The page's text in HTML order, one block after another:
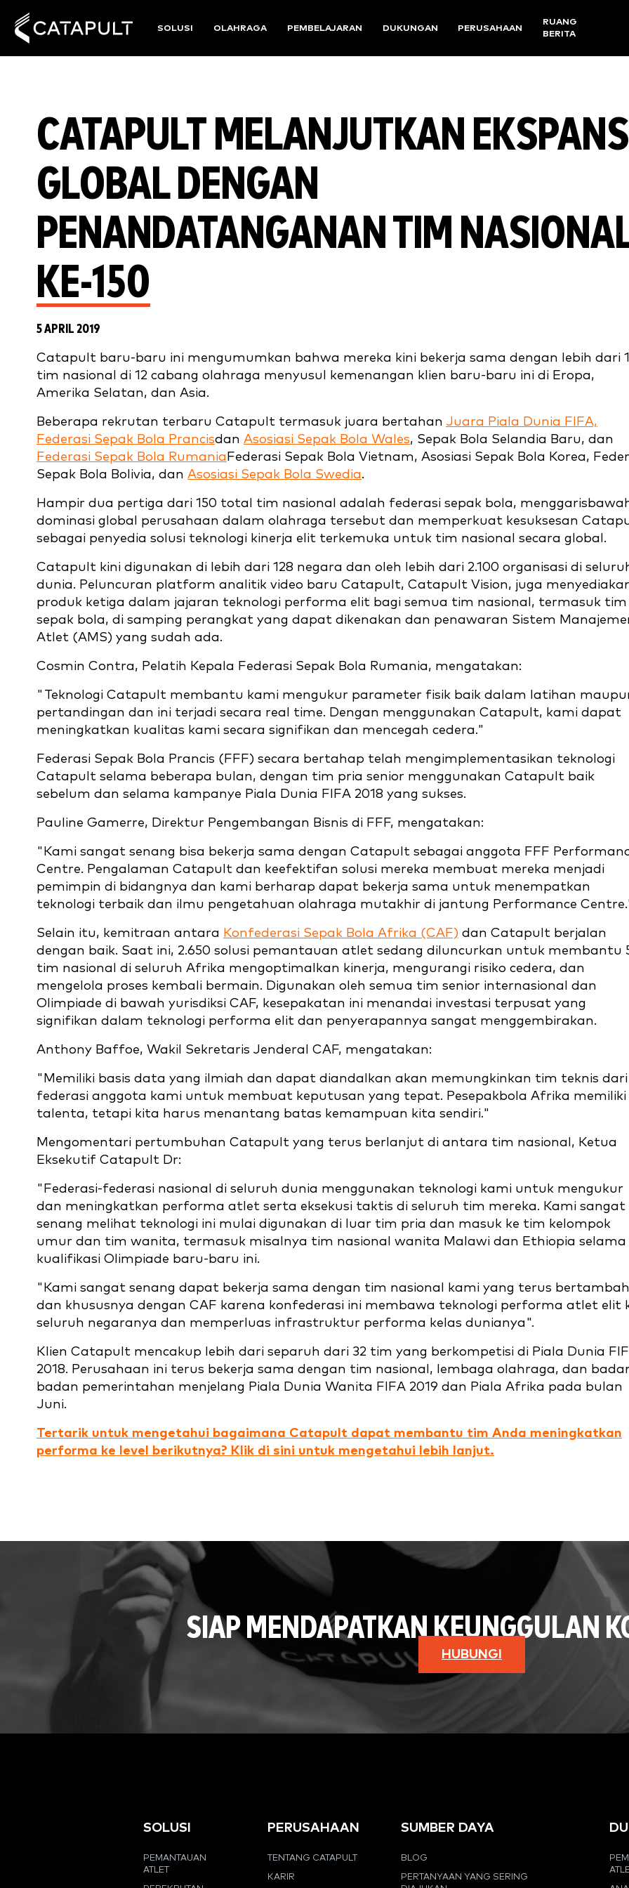
SOLUSI OLAHRAGA PEMBELAJARAN DUKUNGAN PERUSAHAAN
RUANG
BERITA
CATAPULT MELANJUTKAN
GLOBAL DENGAN
PENANDATANGANAN TIM
KE-150
5 APRIL 2019
Catapult baru-baru ini mengumumkan bahwa mereka kini bekerja sama dengan lebih dari
tim nasional di 12 cabang olahraga menyusul kemenangan klien baru-baru ini di Eropa,
Amerika Selatan, dan Asia.
Beberapa rekrutan terbaru Catapult termasuk juara bertahan Juara Piala Dunia FIFA,
Federasi Sepak Bola Prancisdan Asosiasi Sepak Bola Wales, Sepak Bola Selandia Baru, dan
Federasi Sepak Bola Rumania Federasi Sepak Bola Vietnam, Asosiasi Sepak Bola Korea,
Sepak Bola Bolivia, dan Asosiasi Sepak Bola Swedia.
Hampir dua pertiga dari 150 total tim nasional adalah federasi sepak bola,
dominasi global perusahaan dalam olahraga tersebut dan memperkuat kesuksesan
sebagai penyedia solusi teknologi kinerja elit terkemuka untuk tim nasional secara global.
Catapult kini digunakan di lebih dari 128 negara dan oleh lebih dari 2.100 organisasi di
dunia. Peluncuran platform analitik video baru Catapult, Catapult Vision, juga
produk ketiga dalam jajaran teknologi performa elit bagi semua tim nasional, termasuk tim
sepak bola, di samping perangkat yang dapat dikenakan dan penawaran Sistem
Atlet (AMS) yang sudah ada.
Cosmin Contra, Pelatih Kepala Federasi Sepak Bola Rumania, mengatakan:
"Teknologi Catapult membantu kami mengukur parameter fisik baik dalam latihan
pertandingan dan ini terjadi secara real time. Dengan menggunakan Catapult, kami dapat
meningkatkan kualitas kami secara signifikan dan mencegah cedera."
Federasi Sepak Bola Prancis (FFF) secara bertahap telah mengimplementasikan teknologi
Catapult selama beberapa bulan, dengan tim pria senior menggunakan Catapult baik
sebelum dan selama kampanye Piala Dunia FIFA 2018 yang sukses.
Pauline Gamerre, Direktur Pengembangan Bisnis di FFF, mengatakan:
"Kami sangat senang bisa bekerja sama dengan Catapult sebagai anggota FFF
Centre. Pengalaman Catapult dan keefektifan solusi mereka membuat mereka menjadi
pemimpin di bidangnya dan kami berharap dapat bekerja sama untuk menempatkan
teknologi terbaik dan ilmu pengetahuan olahraga mutakhir di jantung Performance
Selain itu, kemitraan antara Konfederasi Sepak Bola Afrika (CAF) dan Catapult berjalan
dengan baik. Saat ini, 2.650 solusi pemantauan atlet sedang diluncurkan untuk membantu
tim nasional di seluruh Afrika mengoptimalkan kinerja, mengurangi risiko cedera, dan
mengelola proses kembali bermain. Digunakan oleh semua tim senior internasional dan
Olimpiade di bawah yurisdiksi CAF, kesepakatan ini menandai investasi terpusat yang
signifikan dalam teknologi performa elit dan penyerapannya sangat menggembirakan.
Anthony Baffoe, Wakil Sekretaris Jenderal CAF, mengatakan:
"Memiliki basis data yang ilmiah dan dapat diandalkan akan memungkinkan tim teknis dari
federasi anggota kami untuk membuat keputusan yang tepat. Pesepakbola Afrika memiliki
talenta, tetapi kita harus menantang batas kemampuan kita sendiri."
Mengomentari pertumbuhan Catapult yang terus berlanjut di antara tim nasional, Ketua
Eksekutif Catapult Dr:
"Federasi-federasi nasional di seluruh dunia menggunakan teknologi kami untuk mengukur
dan meningkatkan performa atlet serta eksekusi taktis di seluruh tim mereka. Kami sangat
senang melihat teknologi ini mulai digunakan di luar tim pria dan masuk ke tim kelompok
umur dan tim wanita, termasuk misalnya tim nasional wanita Malawi dan Ethiopia selama
kualifikasi Olimpiade baru-baru ini.
"Kami sangat senang dapat bekerja sama dengan tim nasional kami yang terus bertambah
dan khususnya dengan CAF karena konfederasi ini membawa teknologi performa atlet elit
seluruh negaranya dan memperluas infrastruktur performa kelas dunianya".
Klien Catapult mencakup lebih dari separuh dari 32 tim yang berkompetisi di Piala Dunia
2018. Perusahaan ini terus bekerja sama dengan tim nasional, lembaga olahraga, dan
badan pemerintahan menjelang Piala Dunia Wanita FIFA 2019 dan Piala Afrika pada bulan
Juni.
Tertarik untuk mengetahui bagaimana Catapult dapat membantu tim Anda meningkatkan
performa ke level berikutnya? Klik di sini untuk mengetahui lebih lanjut.
SIAP MENDAPATKAN KEUNGGULAN
HUBUNGI
SOLUSI
PEMANTAUAN
ATLET
PERUSAHAAN
TENTANG CATAPULT
KARIR
SUMBER DAYA
BLOG
PERTANYAAN YANG SERING